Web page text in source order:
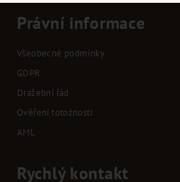
Právní informace
Všeobecné podmínky
GDPR
Dražební řád
Ověření totožnosti
AML
Rychlý kontakt